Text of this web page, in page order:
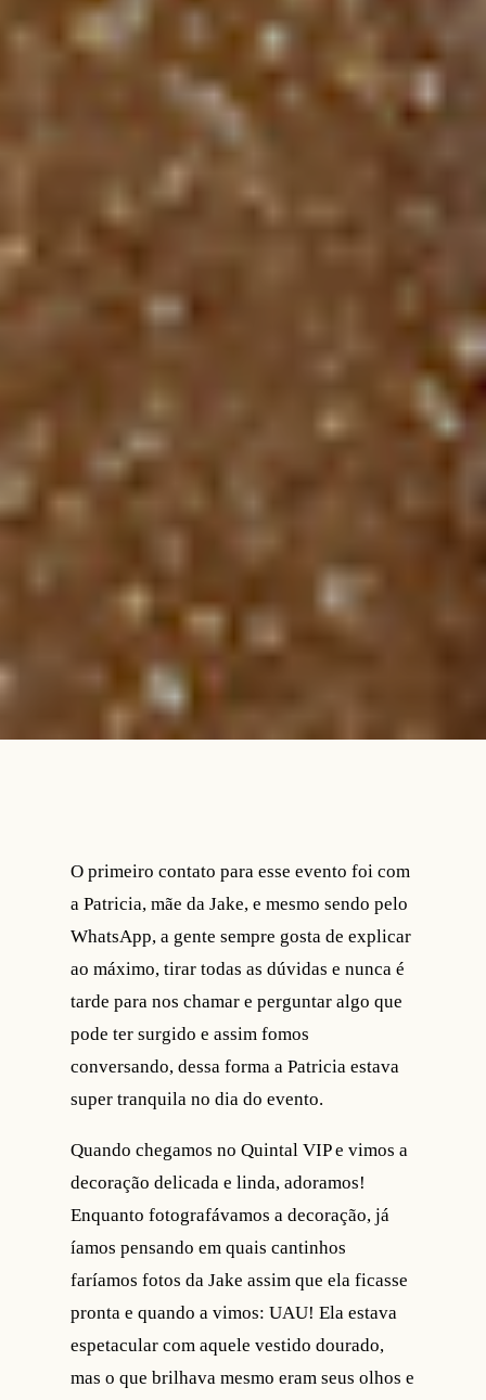
O primeiro contato para esse evento foi com
a Patricia, mãe da Jake, e mesmo sendo pelo
WhatsApp, a gente sempre gosta de explicar
ao máximo, tirar todas as dúvidas e nunca é
tarde para nos chamar e perguntar algo que
pode ter surgido e assim fomos
conversando, dessa forma a Patricia estava
super tranquila no dia do evento.
Quando chegamos no Quintal VIP e vimos a
decoração delicada e linda, adoramos!
Enquanto fotografávamos a decoração, já
íamos pensando em quais cantinhos
faríamos fotos da Jake assim que ela ficasse
pronta e quando a vimos: UAU! Ela estava
espetacular com aquele vestido dourado,
mas o que brilhava mesmo eram seus olhos e